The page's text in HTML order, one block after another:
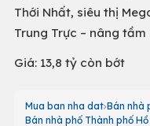
Thới Nhất, siêu thị
Trung Trực – nâng
Giá: 13,8 tỷ còn bớt
Mua ban nha dat Bán nhà
Bán nhà phố Thành phố Hồ